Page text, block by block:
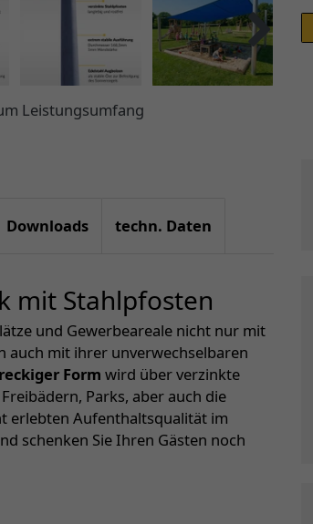
Leistungsumfang
Downloads techn. Daten
mit Stahlpfosten
und Gewerbeareale nicht nur mit
auch mit ihrer unverwechselbaren
Form wird über verzinkte
Parks, aber auch die
erlebten Aufenthaltsqualität im
schenken Sie Ihren Gästen noch